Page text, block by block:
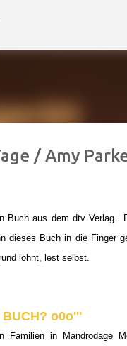
/ Amy
Buch aus dem dtv
dieses Buch in die Finger
lohnt, lest selbst.
BUCH? o0o'''
Familien in Mandrodage